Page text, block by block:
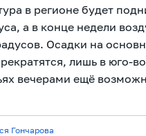
в регионе будет
а в конце недели
Осадки на
лишь в юго-
вечерами ещё
Гончарова